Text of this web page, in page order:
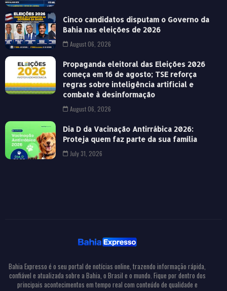
Cinco candidatos disputam o Governo da
Bahia nas eleições de 2026
August 06, 2026
Propaganda eleitoral das Eleições 2026
começa em 16 de agosto; TSE reforça
regras sobre inteligência artificial e
combate à desinformação
August 06, 2026
Dia D da Vacinação Antirrábica 2026:
Proteja quem faz parte da sua família
July 31, 2026
Bahia Expresso é o seu portal de notícias online, trazendo informação rápida,
confiável e atualizada sobre a Bahia, o Brasil e o mundo. Fique por dentro dos
principais acontecimentos em tempo real com conteúdo de qualidade e